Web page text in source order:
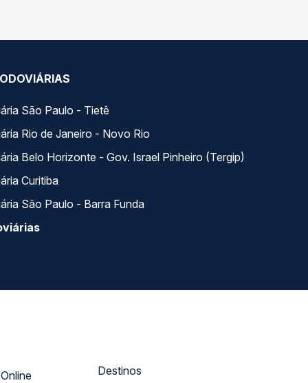
São Paulo - Tietê
Rio de Janeiro - Novo Rio
Belo Horizonte - Gov. Israel Pinheiro (Tergip)
Curitiba
São Paulo - Barra Funda
Atendimento Online
Destinos